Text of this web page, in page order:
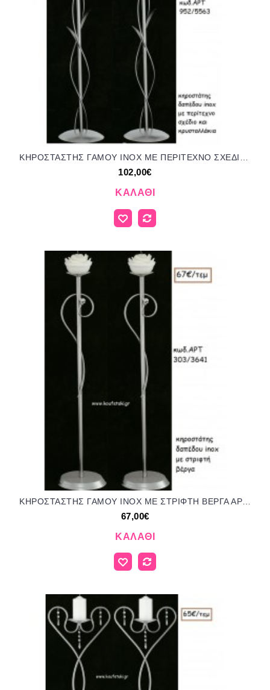
ΚΗΡΟΣΤΑΣΤΗΣ ΓΑΜΟΥ INOX ΜΕ ΠΕΡΙΤΕΧΝΟ ΣΧΕΔΙΟ ΚΙΑ ΚΡΥΣΤΑΛΛΑΚΙΑ ΑΡΤ Νο952/5563 102.00€!!!
102,00€
ΚΑΛΆΘΙ
67,00€
ΚΑΛΆΘΙ